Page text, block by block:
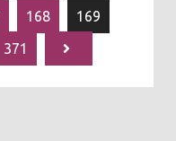
168
169
371